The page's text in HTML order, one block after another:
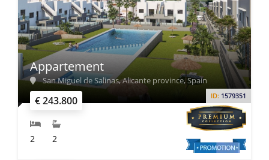
€ 243.800 ID: 1579351
Appartement
San Miguel de Salinas, Alicante province, Spain
2 2